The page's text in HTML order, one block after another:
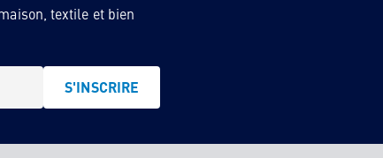
textile et bien
S'INSCRIRE